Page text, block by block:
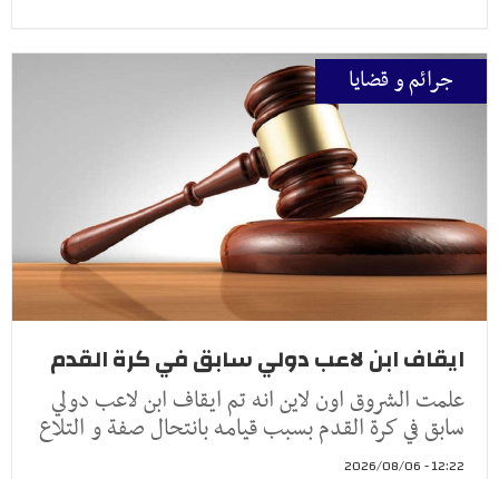
جرائم و قضايا
ايقاف ابن لاعب دولي سابق في كرة القدم
علمت الشروق اون لاين انه تم ايقاف ابن لاعب دولي
سابق في كرة القدم بسبب قيامه بانتحال صفة و التلاع
12:22 - 2026/08/06